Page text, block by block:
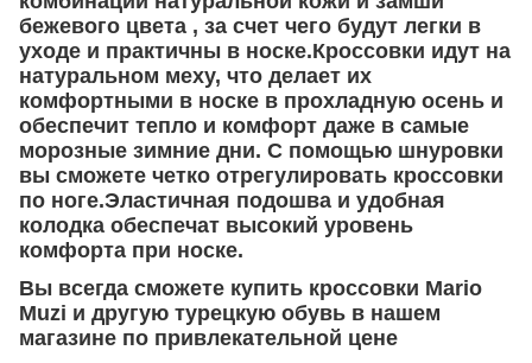
бежевого цвета , за счет чего будут легки в
уходе и практичны в носке.Кроссовки идут на
натуральном меху, что делает их
комфортными в носке в прохладную осень и
обеспечит тепло и комфорт даже в самые
морозные зимние дни. С помощью шнуровки
вы сможете четко отрегулировать кроссовки
по ноге.Эластичная подошва и удобная
колодка обеспечат высокий уровень
комфорта при носке.
Вы всегда сможете купить кроссовки Mario
Muzi и другую турецкую обувь в нашем
магазине по привлекательной цене